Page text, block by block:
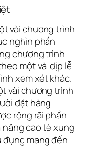
vài chương trình
nghìn phần
chương trình
một vài dịp lễ
xem xét khác.
vài chương trình
đặt hàng
rộng rãi phần
cao té xung
đụng mang đến